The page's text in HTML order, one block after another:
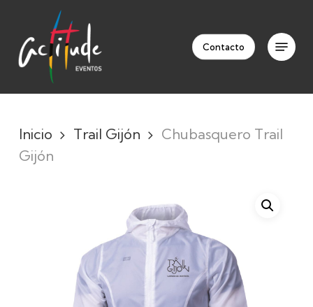
main
content
Contacto
Menu
Inicio Trail Gijón
Chubasquero Trail
Gijón
Close